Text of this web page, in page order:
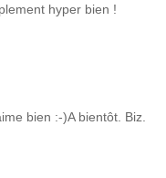
hyper bien !
bien :-)A bientôt. Biz.